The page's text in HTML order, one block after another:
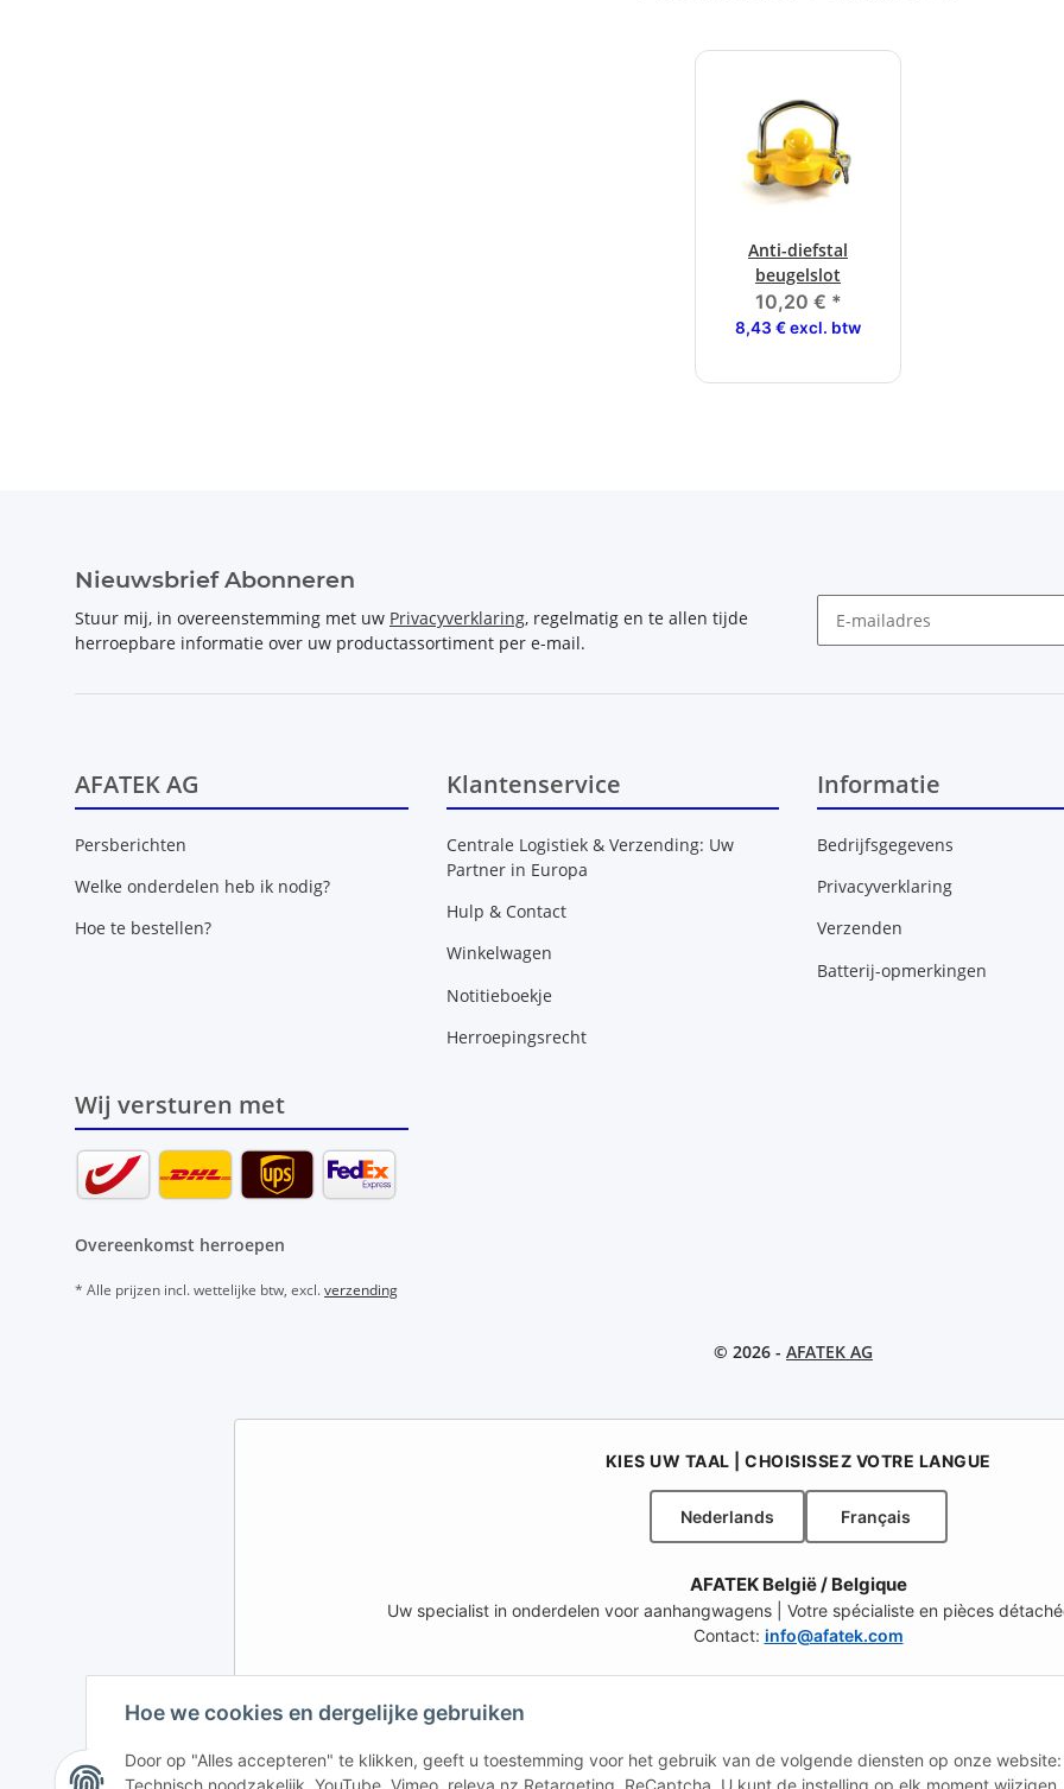
Hoe we cookies en dergelijke gebruiken
Door op "Alles accepteren" te klikken, geeft u toestemming voor het gebruik van de volgende diensten op onze website:
Anti-diefstal
beugelslot
10,20 € *
8,43 € excl. btw
Nieuwsbrief Abonneren
Stuur mij, in overeenstemming met uw Privacyverklaring, regelmatig en te allen tijde
herroepbare informatie over uw productassortiment per e-mail.
AFATEK AG
Persberichten
Welke onderdelen heb ik nodig?
Hoe te bestellen?
Klantenservice
Centrale Logistiek & Verzending: Uw
Partner in Europa
Hulp & Contact
Winkelwagen
Notitieboekje
Herroepingsrecht
Informatie
Bedrijfsgegevens
Privacyverklaring
Verzenden
Batterij-opmerkingen
Wij versturen met
Overeenkomst herroepen
* Alle prijzen incl. wettelijke btw, excl.verzending
© 2026 - AFATEK AG
KIES UW TAAL | CHOISISSEZ VOTRE LANGUE
Nederlands Français
AFATEK België / Belgique
Uw specialist in onderdelen voor aanhangwagens | Votre spécialiste en pièces
Contact: info@afatek.com
AFATEK INTERNATIONAL – SELECT REGION & LANGUAGE | KIES REGIO EN TAAL | CHOISIR LA
DE AT CH (DE) CH (FR) CH (IT) BE (NL) BE (FR) NL